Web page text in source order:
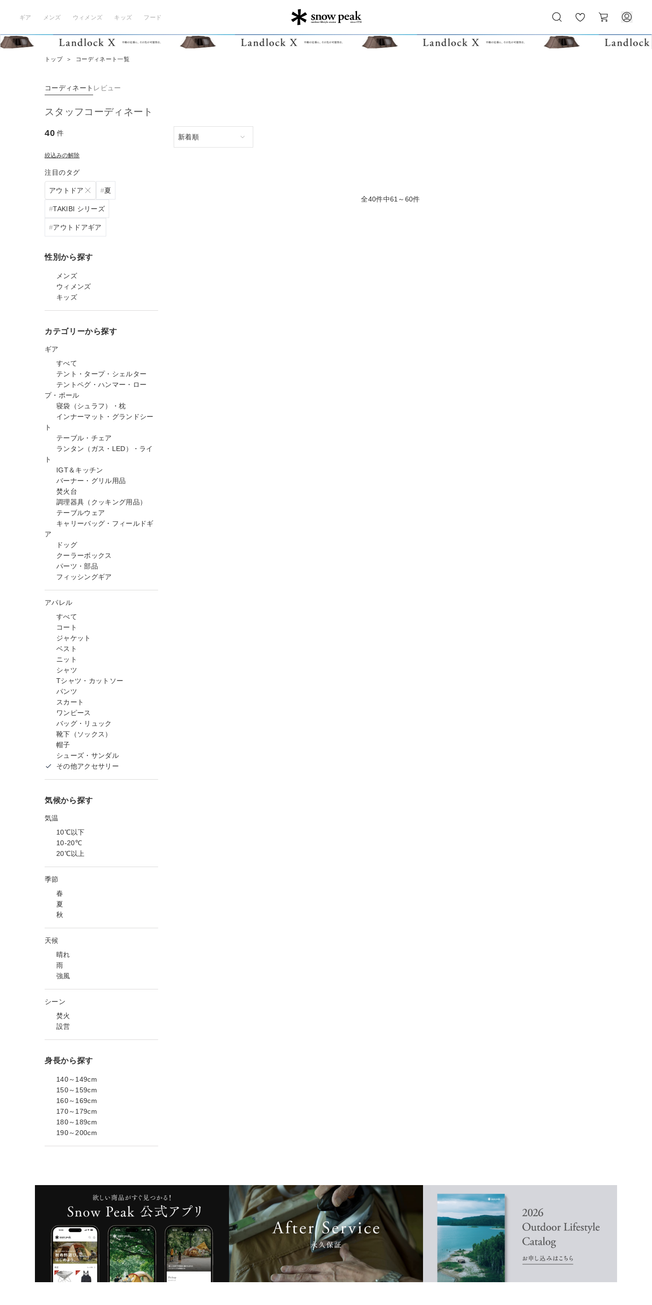
ギア メンズ ウィメンズ キッズ フード
気
に
ー
ト
トップ ＞ コーディネート一覧
コーディネート レビュー
スタッフコーディネート
40 件
絞込みの解除
注目のタグ
アウトドア 夏
TAKIBI シリーズ
アウトドアギア
性別から探す
メンズ
ウィメンズ
キッズ
カテゴリーから探す
ギア
すべて
テント・タープ・シェルター
テントペグ・ハンマー・ロー
プ・ポール
寝袋（シュラフ）・枕
インナーマット・グランドシー
ト
テーブル・チェア
ランタン（ガス・LED）・ライ
ト
IGT＆キッチン
バーナー・グリル用品
焚火台
調理器具（クッキング用品）
テーブルウェア
キャリーバッグ・フィールドギ
ア
ドッグ
クーラーボックス
パーツ・部品
フィッシングギア
アパレル
すべて
コート
ジャケット
ベスト
ニット
シャツ
Tシャツ・カットソー
パンツ
スカート
ワンピース
バッグ・リュック
靴下（ソックス）
帽子
シューズ・サンダル
その他アクセサリー
気候から探す
気温
10℃以下
10-20℃
20℃以上
季節
春
夏
秋
天候
晴れ
雨
強風
シーン
焚火
設営
身長から探す
140～149cm
150～159cm
160～169cm
170～179cm
180～189cm
190～200cm
全40件中61～60件